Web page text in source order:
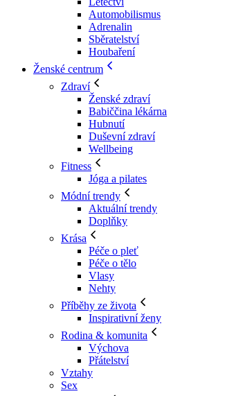
Automobilismus
Adrenalin
Sběratelství
Houbaření
Ženské centrum
Zdraví
Ženské zdraví
Babiččina lékárna
Hubnutí
Duševní zdraví
Wellbeing
Fitness
Jóga a pilates
Módní trendy
Aktuální trendy
Doplňky
Krása
Péče o pleť
Péče o tělo
Vlasy
Nehty
Příběhy ze života
Inspirativní ženy
Rodina & komunita
Výchova
Přátelství
Vztahy
Sex